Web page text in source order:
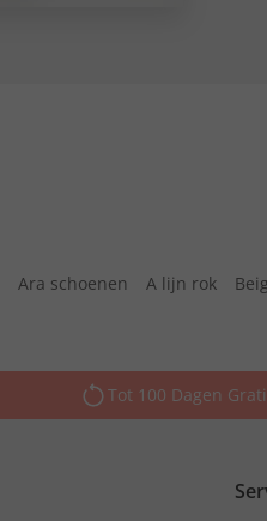
Ara schoenen A lijn rok
Tot 100 Dagen